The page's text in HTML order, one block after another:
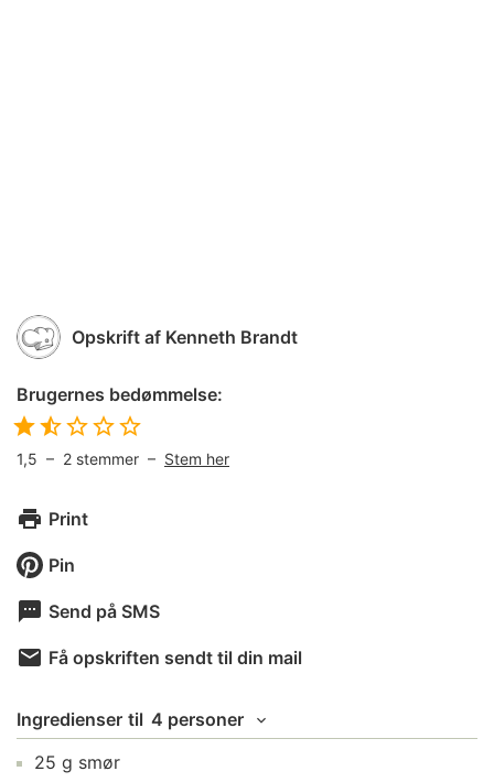
Opskrift af Kenneth Brandt
Brugernes bedømmelse:
1,5 – 2 stemmer – Stem her
Print
Pin
Send på SMS
Få opskriften sendt til din mail
Ingredienser til 4 personer
25 g smør